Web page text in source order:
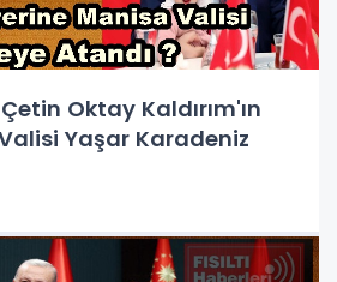
Oktay Kaldırım'ın
Yaşar Karadeniz